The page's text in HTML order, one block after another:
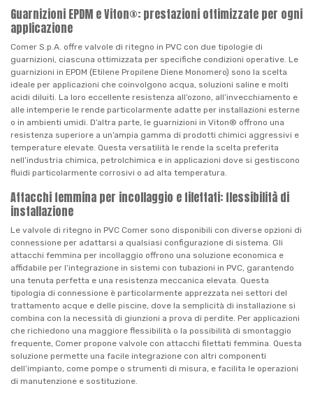
Guarnizioni EPDM e Viton®: prestazioni ottimizzate per ogni
applicazione
Comer S.p.A. offre valvole di ritegno in PVC con due tipologie di
guarnizioni, ciascuna ottimizzata per specifiche condizioni operative. Le
guarnizioni in EPDM (Etilene Propilene Diene Monomero) sono la scelta
ideale per applicazioni che coinvolgono acqua, soluzioni saline e molti
acidi diluiti. La loro eccellente resistenza all’ozono, all’invecchiamento e
alle intemperie le rende particolarmente adatte per installazioni esterne
o in ambienti umidi. D’altra parte, le guarnizioni in Viton® offrono una
resistenza superiore a un’ampia gamma di prodotti chimici aggressivi e
temperature elevate. Questa versatilità le rende la scelta preferita
nell’industria chimica, petrolchimica e in applicazioni dove si gestiscono
fluidi particolarmente corrosivi o ad alta temperatura.
Attacchi femmina per incollaggio e filettati: flessibilità di
installazione
Le valvole di ritegno in PVC Comer sono disponibili con diverse opzioni di
connessione per adattarsi a qualsiasi configurazione di sistema. Gli
attacchi femmina per incollaggio offrono una soluzione economica e
affidabile per l’integrazione in sistemi con tubazioni in PVC, garantendo
una tenuta perfetta e una resistenza meccanica elevata. Questa
tipologia di connessione è particolarmente apprezzata nei settori del
trattamento acque e delle piscine, dove la semplicità di installazione si
combina con la necessità di giunzioni a prova di perdite. Per applicazioni
che richiedono una maggiore flessibilità o la possibilità di smontaggio
frequente, Comer propone valvole con attacchi filettati femmina. Questa
soluzione permette una facile integrazione con altri componenti
dell’impianto, come pompe o strumenti di misura, e facilita le operazioni
di manutenzione e sostituzione.